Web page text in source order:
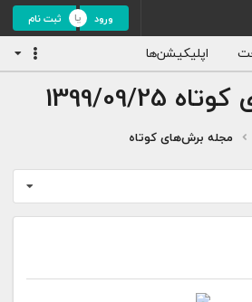
ورود ثبت نام
اپلیکیشن‌ها
1399/09/25
مجله برش‌های کوتاه